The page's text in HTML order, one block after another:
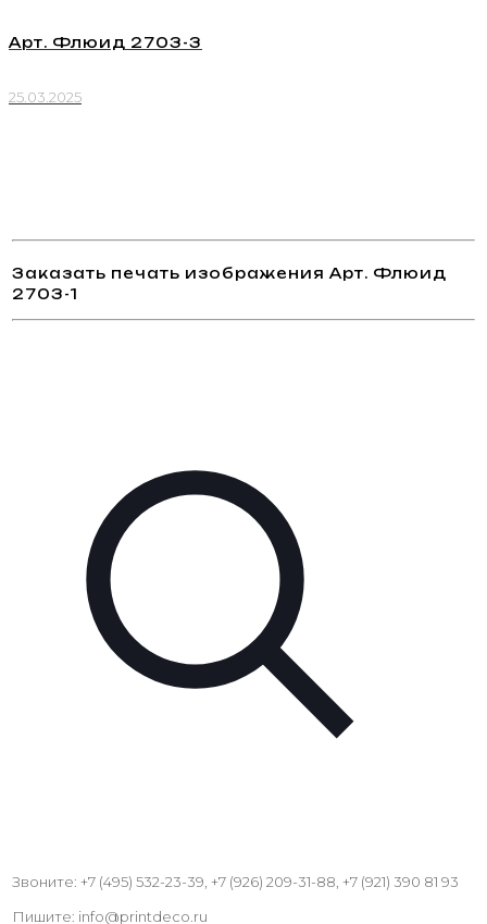
Арт. Флюид 2703-3
25.03.2025
Заказать печать изображения Арт. Флюид
2703-1
Звоните: +7 (495) 532-23-39, +7 (926) 209-31-88, +7 (921) 390 81 93
Пишите: info@printdeco.ru